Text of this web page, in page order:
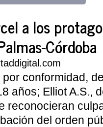
a los
Córdoba
conformidad,
años; Elliot A.S.,
reconocieran
del orden